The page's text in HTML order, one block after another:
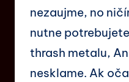
nezaujme, no
nutne
thrash metalu,
nesklame. Ak